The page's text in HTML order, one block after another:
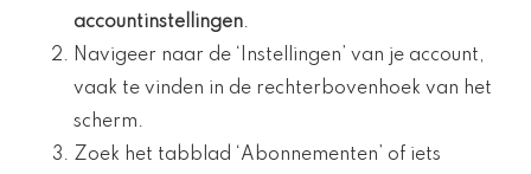
accountinstellingen.
Navigeer naar de ‘Instellingen’ van je account,
vaak te vinden in de rechterbovenhoek van het
scherm.
Zoek het tabblad ‘Abonnementen’ of iets